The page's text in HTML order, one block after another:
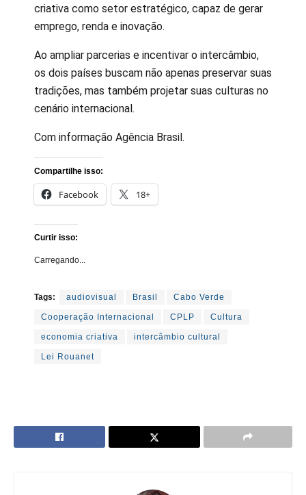
criativa como setor estratégico, capaz de gerar
emprego, renda e inovação.
Ao ampliar parcerias e incentivar o intercâmbio,
os dois países buscam não apenas preservar suas
tradições, mas também projetar suas culturas no
cenário internacional.
Com informação Agência Brasil.
Compartilhe isso:
Facebook 18+
Curtir isso:
Carregando...
Tags: audiovisual Brasil Cabo Verde
Cooperação Internacional CPLP Cultura
economia criativa intercâmbio cultural
Lei Rouanet